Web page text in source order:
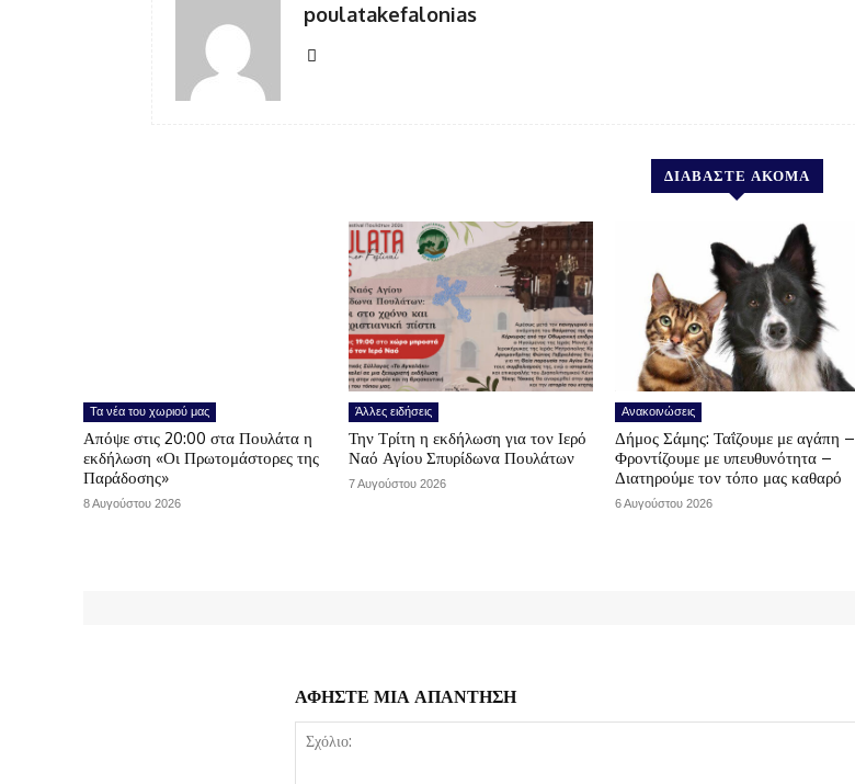
poulatakefalonias
ΔΙΑΒΑΣΤΕ ΑΚΟΜΑ
Τα νέα του χωριού μας
Απόψε στις 20:00 στα Πουλάτα η
εκδήλωση «Οι Πρωτομάστορες της
Παράδοσης»
8 Αυγούστου 2026
Άλλες ειδήσεις
Την Τρίτη η εκδήλωση για τον Ιερό
Ναό Αγίου Σπυρίδωνα Πουλάτων
7 Αυγούστου 2026
Ανακοινώσεις
Δήμος Σάμης: Ταΐζουμε με αγάπη –
Φροντίζουμε με υπευθυνότητα –
Διατηρούμε τον τόπο μας καθαρό
6 Αυγούστου 2026
ΑΦΗΣΤΕ ΜΙΑ ΑΠΑΝΤΗΣΗ